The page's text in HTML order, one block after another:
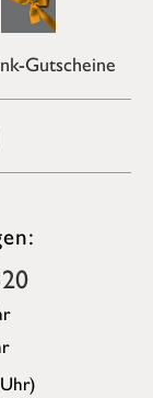
Gutscheine